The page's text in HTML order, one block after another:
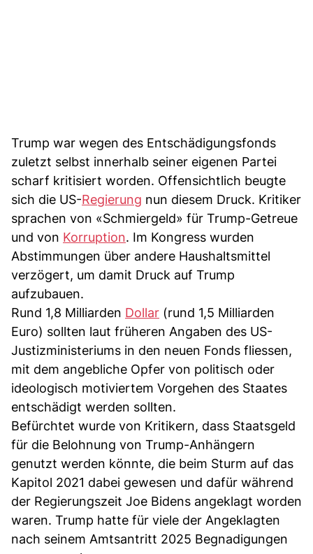
Trump war wegen des Entschädigungsfonds
zuletzt selbst innerhalb seiner eigenen Partei
scharf kritisiert worden. Offensichtlich beugte
sich die US-Regierung nun diesem Druck. Kritiker
sprachen von «Schmiergeld» für Trump-Getreue
und von Korruption. Im Kongress wurden
Abstimmungen über andere Haushaltsmittel
verzögert, um damit Druck auf Trump
aufzubauen.
Rund 1,8 Milliarden Dollar (rund 1,5 Milliarden
Euro) sollten laut früheren Angaben des US-
Justizministeriums in den neuen Fonds fliessen,
mit dem angebliche Opfer von politisch oder
ideologisch motiviertem Vorgehen des Staates
entschädigt werden sollten.
Befürchtet wurde von Kritikern, dass Staatsgeld
für die Belohnung von Trump-Anhängern
genutzt werden könnte, die beim Sturm auf das
Kapitol 2021 dabei gewesen und dafür während
der Regierungszeit Joe Bidens angeklagt worden
waren. Trump hatte für viele der Angeklagten
nach seinem Amtsantritt 2025 Begnadigungen